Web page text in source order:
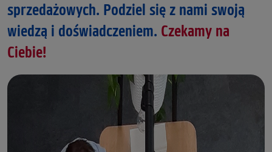
sprzedażowych. Podziel się z nami swoją
wiedzą i doświadczeniem. Czekamy na
Ciebie!